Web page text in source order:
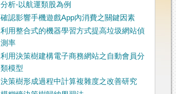
分析-以航運類股為例
確認影響手機遊戲App內消費之關鍵因素
利用整合式的機器學習方式提高垃圾網站偵
測率
利用決策樹建構電子商務網站之自動會員分
類模型
決策樹形成過程中計算複雜度之改善研究